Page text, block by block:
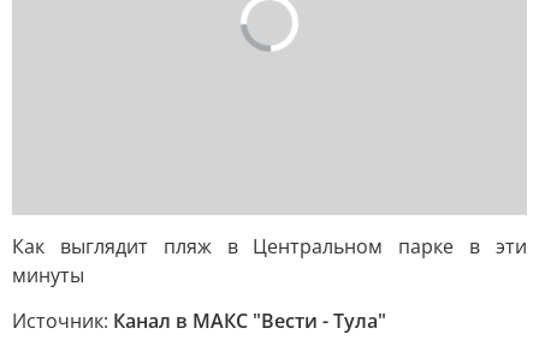
Как выглядит пляж в Центральном парке в эти
минуты
Источник: Канал в МАКС "Вести - Тула"